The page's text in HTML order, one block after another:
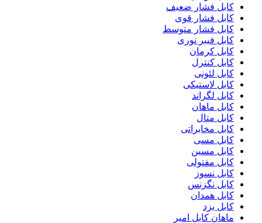
کابل فشار ضعیف
کابل فشار قوی
کابل فشار متوسط
کابل فیبر نوری
کابل کرمان
کابل کنترل
کابل لئونی
کابل لاستیکی
کابل لگراند
کابل ماهان
کابل متال
کابل مخابراتی
کابل مسی
کابل مسین
کابل مفتولی
کابل نسوز
کابل نگزنس
کابل همدان
کابل یزد
ماهان کابل امیر